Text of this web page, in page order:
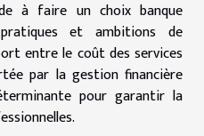
à faire un choix banque
et ambitions de
entre le coût des services
par la gestion financière
pour garantir la